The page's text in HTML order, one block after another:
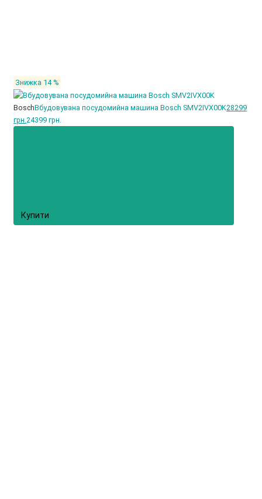
Знижка 14 %
BoschВбудовувана посудомийна машина Bosch SMV2IVX00K28299
грн. 24399 грн.
Купити